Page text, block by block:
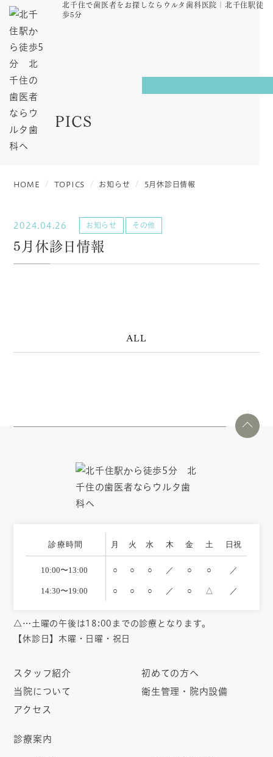
北千住で歯医者をお探しならウルタ歯科医院｜北千住駅徒
歩5分
TOPICS
HOME TOPICS お知らせ 5月休診日情報
2024.04.26 お知らせ その他
5月休診日情報
ALL
診療時間 月 火 水 木 金 土 日祝
10:00〜13:00 ○ ○ ○ ／ ○ ○ ／
14:30〜19:00 ○ ○ ○ ／ ○ △ ／
△…土曜の午後は18:00までの診療となります。
【休診日】木曜・日曜・祝日
スタッフ紹介
初めての方へ
当院について
衛生管理・院内設備
アクセス
診療案内